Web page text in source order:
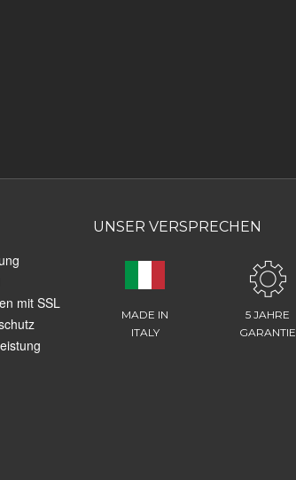
mit SSL
UNSER VERSPRECHEN
MADE IN
ITALY
5 JAHRE
GARANTIE